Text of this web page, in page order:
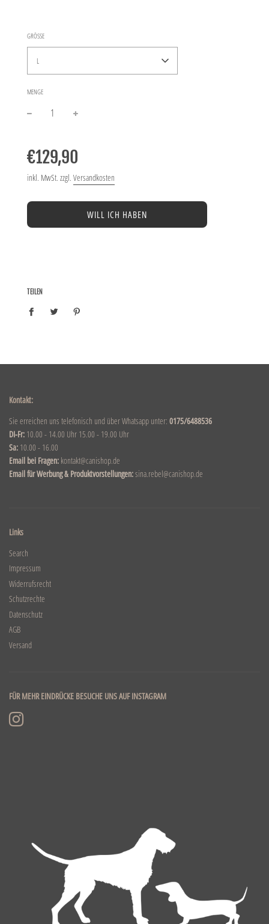
GRÖSSE
L
MENGE
Preis
€129,90
inkl. MwSt. zzgl. Versandkosten
WILL ICH HABEN
TEILEN
Kontakt:
Sie erreichen uns telefonisch und über Whatsapp unter: 0175/6488536
DI-Fr: 10.00 - 14.00 Uhr 15.00 - 19.00 Uhr
Sa: 10.00 - 16.00
Email bei Fragen: kontakt@canishop.de
Email für Werbung & Produktvorstellungen:sina.rebel@canishop.de
Links
Search
Impressum
Widerrufsrecht
Schutzrechte
Datenschutz
AGB
Versand
FÜR MEHR EINDRÜCKE BESUCHE UNS AUF INSTAGRAM